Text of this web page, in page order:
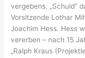
vergebens. „Schuld“
Vorsitzende Lothar
Joachim Hess. Hess
vererben – nach 15
„Ralph Kraus